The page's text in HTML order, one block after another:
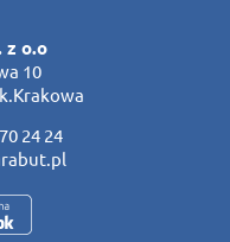
z o.o
10
24 24